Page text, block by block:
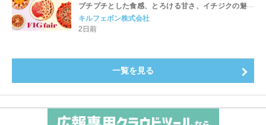
プチプチとした食感、とろける甘さ、イチジクの魅力
をたっぷりと。新作を含め、イチジク尽くしの全4種が
登場8月20日（木）スタート
キルフェボン株式会社
2日前
一覧を見る